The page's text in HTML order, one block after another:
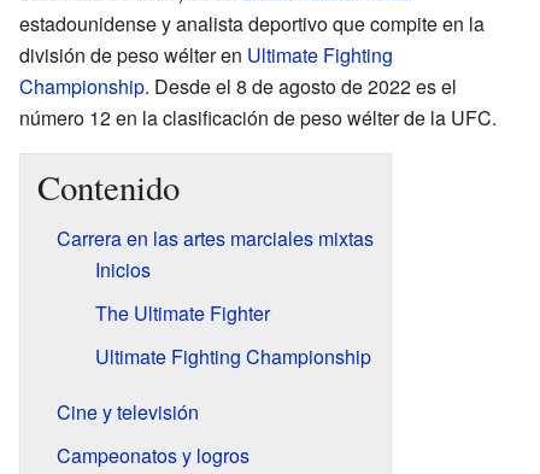
estadounidense y analista deportivo que compite en la
división de peso wélter en Ultimate Fighting
Championship. Desde el 8 de agosto de 2022 es el
número 12 en la clasificación de peso wélter de la UFC.
Contenido
Carrera en las artes marciales mixtas
Inicios
The Ultimate Fighter
Ultimate Fighting Championship
Cine y televisión
Campeonatos y logros